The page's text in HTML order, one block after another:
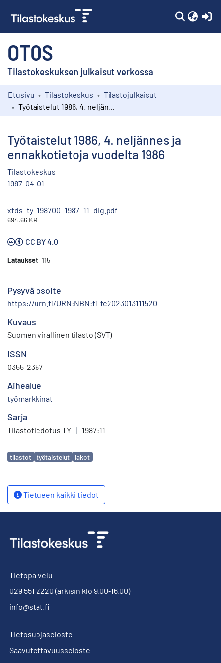
OTOS
Tilastokeskuksen julkaisut verkossa
Kokoelmat
Etusivu Tilastokeskus
Tilastojulkaisut
Työtaistelut 1986, 4. neljännes ja
ennakkotietoja vuodelta 1986
Tilastokeskus
1987-04-01
xtds_ty_198700_1987_11_dig.pdf
694.66 KB
CC BY 4.0
Lataukset 115
Pysyvä osoite
https://urn.fi/URN:NBN:fi-fe2023013111520
Kuvaus
Suomen virallinen tilasto (SVT)
ISSN
0355-2357
Aihealue
työmarkkinat
Sarja
Tilastotiedotus TY | 1987:11
Avainsanat
tilastot työtaistelut lakot
Tietueen kaikki tiedot
Tietopalvelu
029 551 2220 (arkisin klo 9.00-16.00)
info@stat.fi
Tietosuojaseloste
Saavutettavuusseloste